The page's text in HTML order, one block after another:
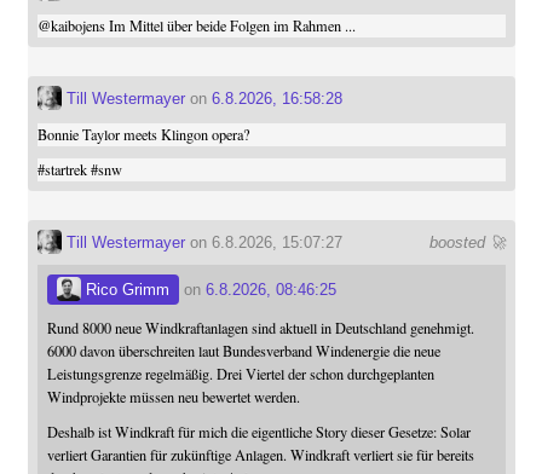
@kaibojensIm Mittel über beide Folgen im Rahmen ...
Till Westermayeron 6.8.2026, 16:58:28
Bonnie Taylor meets Klingon opera?
#startrek #snw
boosted 🚀
Till Westermayeron 6.8.2026, 15:07:27
Rico Grimm on 6.8.2026, 08:46:25
Rund 8000 neue Windkraftanlagen sind aktuell in Deutschland genehmigt.
6000 davon überschreiten laut Bundesverband Windenergie die neue
Leistungsgrenze regelmäßig. Drei Viertel der schon durchgeplanten
Windprojekte müssen neu bewertet werden.
Deshalb ist Windkraft für mich die eigentliche Story dieser Gesetze: Solar
verliert Garantien für zukünftige Anlagen. Windkraft verliert sie für bereits